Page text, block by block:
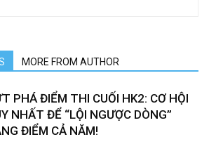
MORE FROM AUTHOR
PHÁ ĐIỂM THI CUỐI HK2: CƠ HỘI
NHẤT ĐỂ “LỘI NGƯỢC DÒNG”
ĐIỂM CẢ NĂM!